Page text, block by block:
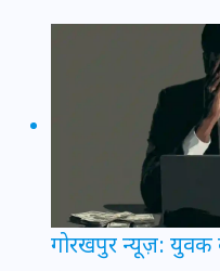
गोरखपुर न्यूज़: युवक